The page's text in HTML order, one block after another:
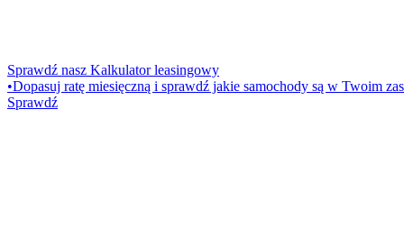
Sprawdź nasz Kalkulator leasingowy
•Dopasuj ratę miesięczną i sprawdź jakie samochody są w Twoim
Sprawdź